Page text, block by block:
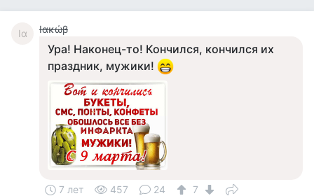
Ια Ιακώβ
Ура! Наконец-то! Кончился, кончился их
праздник, мужики!
7 лет 457 24 7